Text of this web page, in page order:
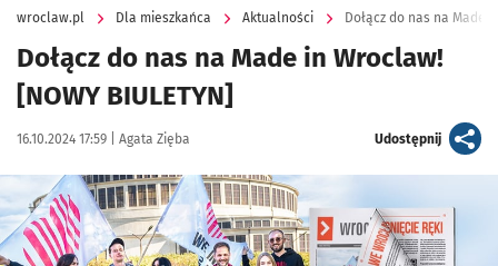
wroclaw.pl Dla mieszkańca Aktualności Dołącz do nas na Made
Dołącz do nas na Made in Wroclaw!
[NOWY BIULETYN]
Data publikacji:
16.10.2024 17:59 | Autor:
Agata Zięba Udostępnijartykuł
Kliknij, aby powiększyć